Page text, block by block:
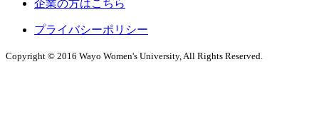
企業の方はこちら
プライバシーポリシー
Copyright © 2016 Wayo Women's University, All Rights Reserved.